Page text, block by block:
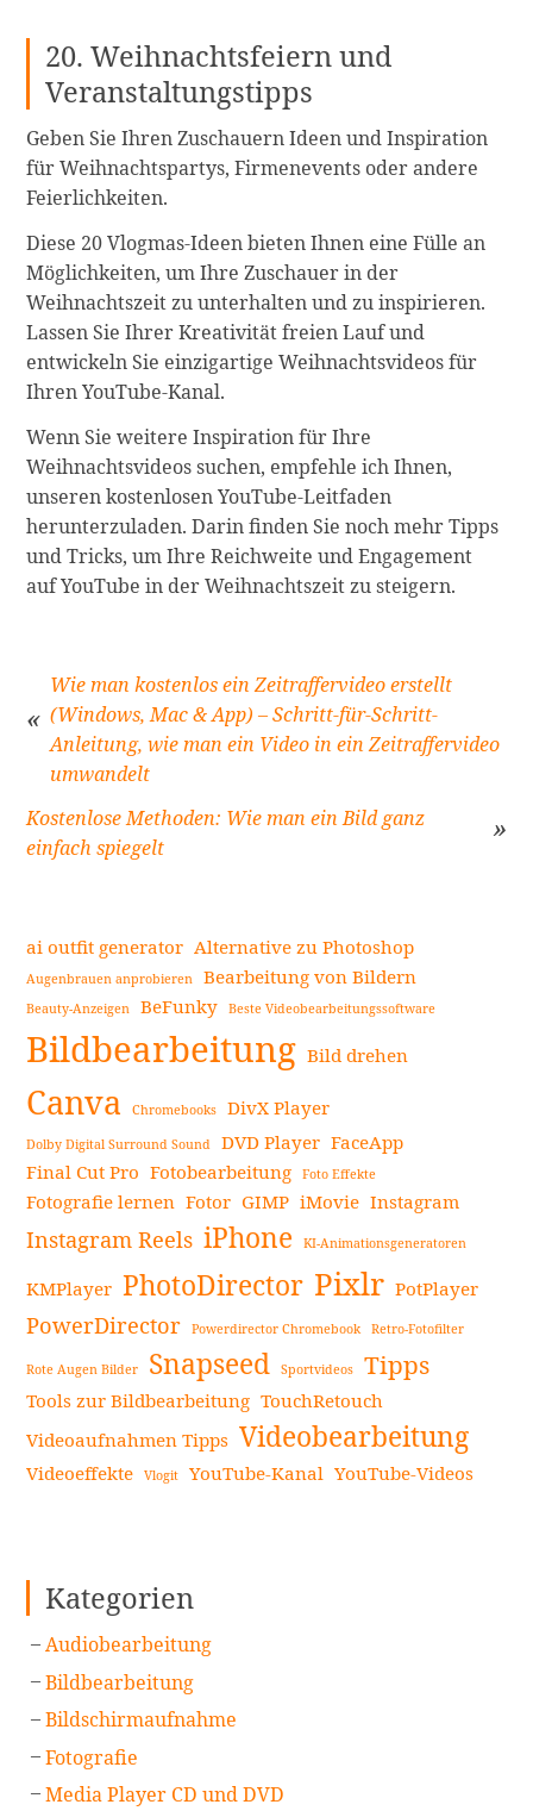
20. Weihnachtsfeiern und
Veranstaltungstipps
Geben Sie Ihren Zuschauern Ideen und Inspiration
für Weihnachtspartys, Firmenevents oder andere
Feierlichkeiten.
Diese 20 Vlogmas-Ideen bieten Ihnen eine Fülle an
Möglichkeiten, um Ihre Zuschauer in der
Weihnachtszeit zu unterhalten und zu inspirieren.
Lassen Sie Ihrer Kreativität freien Lauf und
entwickeln Sie einzigartige Weihnachtsvideos für
Ihren YouTube-Kanal.
Wenn Sie weitere Inspiration für Ihre
Weihnachtsvideos suchen, empfehle ich Ihnen,
unseren kostenlosen YouTube-Leitfaden
herunterzuladen. Darin finden Sie noch mehr Tipps
und Tricks, um Ihre Reichweite und Engagement
auf YouTube in der Weihnachtszeit zu steigern.
Beitragsnavigation
Wie man kostenlos ein Zeitraffervideo erstellt
(Windows, Mac & App) – Schritt-für-Schritt-
Anleitung, wie man ein Video in ein Zeitraffervideo
umwandelt
Kostenlose Methoden: Wie man ein Bild ganz
einfach spiegelt
Seitenleiste
ai outfit generator Alternative zu Photoshop
Augenbrauen anprobieren Bearbeitung von Bildern
Beauty-Anzeigen BeFunky Beste Videobearbeitungssoftware
Bildbearbeitung Bild drehen
Canva Chromebooks DivX Player
Dolby Digital Surround Sound DVD Player FaceApp
Final Cut Pro Fotobearbeitung Foto Effekte
Fotografie lernen Fotor GIMP iMovie Instagram
Instagram Reels iPhone KI-Animationsgeneratoren
KMPlayer PhotoDirector Pixlr PotPlayer
PowerDirector Powerdirector Chromebook Retro-Fotofilter
Rote Augen Bilder Snapseed Sportvideos Tipps
Tools zur Bildbearbeitung TouchRetouch
Videoaufnahmen Tipps Videobearbeitung
Videoeffekte Vlogit YouTube-Kanal YouTube-Videos
Kategorien
Audiobearbeitung
Bildbearbeitung
Bildschirmaufnahme
Fotografie
Media Player CD und DVD